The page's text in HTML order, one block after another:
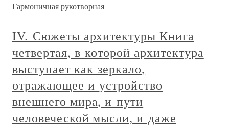
Гармоничная рукотворная
IV. Сюжеты архитектуры Книга
четвертая, в которой архитектура
выступает как зеркало,
отражающее и устройство
внешнего мира, и пути
человеческой мысли, и даже